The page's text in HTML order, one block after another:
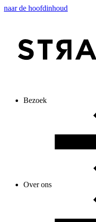
naar de hoofdinhoud
Bezoek
Over ons